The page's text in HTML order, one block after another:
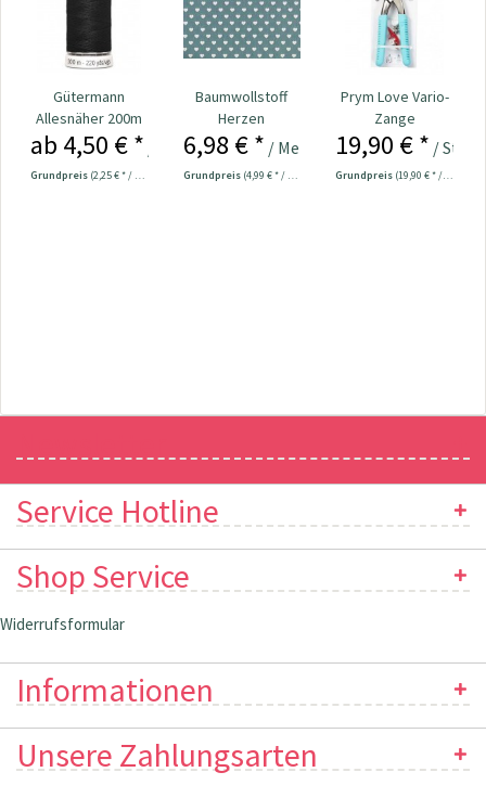
Gütermann
Allesnäher 200m
ab 4,50 € * / Stück
Grundpreis (2,25 € * / 100 Meter)
Baumwollstoff
Herzen
dunkelmint
6,98 € * / Meter
Grundpreis (4,99 € * / 1 m²)
Prym Love Vario-
Zange
Loch-/Color
19,90 € * / Stück
Grundpreis (19,90 € * / 1 Stück)
Service Hotline
Shop Service
Widerrufsformular
Informationen
Unsere Zahlungsarten